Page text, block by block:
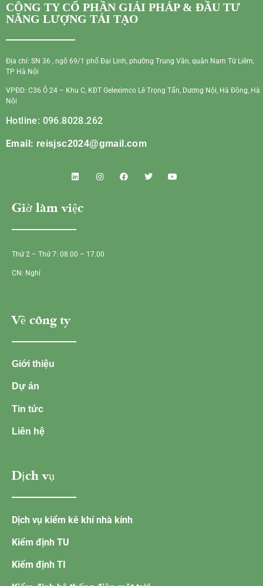
CÔNG TY CỔ PHẦN GIẢI PHÁP & ĐẦU TƯ
NĂNG LƯỢNG TÁI TẠO
Địa chỉ: SN 36 , ngõ 69/1 phố Đại Linh, phường Trung Văn, quận Nam Từ Liêm,
TP Hà Nội
VPĐD: C36 Ô 24 – Khu C, KĐT Geleximco Lê Trọng Tấn, Dương Nội, Hà Đông, Hà
Nội
Hotline: 096.8028.262
Email: reisjsc2024@gmail.com
Giờ làm việc
Thứ 2 – Thứ 7: 08.00 – 17.00
CN: Nghỉ
Về công ty
Giới thiệu
Dự án
Tin tức
Liên hệ
Dịch vụ
Dịch vụ kiểm kê khí nhà kính
Kiểm định TU
Kiểm định TI